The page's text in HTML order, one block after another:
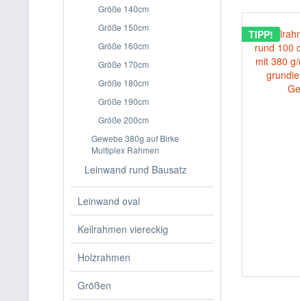
Größe 140cm
Größe 150cm
Größe 160cm
Größe 170cm
Größe 180cm
Größe 190cm
Größe 200cm
Gewebe 380g auf Birke
Multiplex Rahmen
Leinwand rund Bausatz
Leinwand oval
Keilrahmen viereckig
Holzrahmen
Größen
TIPP!